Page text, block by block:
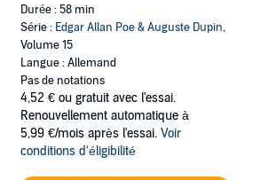
Durée : 58 min
Série : Edgar Allan Poe & Auguste Dupin,
Volume 15
Langue : Allemand
Pas de notations
4,52 € ou gratuit avec l'essai.
Renouvellement automatique à
5,99 €/mois après l'essai. Voir
conditions d'éligibilité